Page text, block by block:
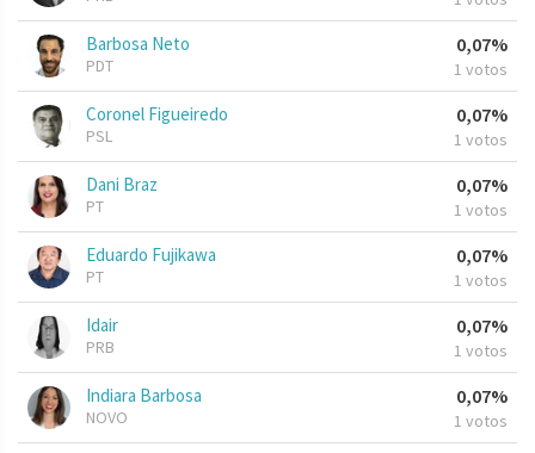
Barbosa Neto
PDT
0,07%
1 votos
Coronel Figueiredo
PSL
0,07%
1 votos
Dani Braz
PT
0,07%
1 votos
Eduardo Fujikawa
PT
0,07%
1 votos
Idair
PRB
0,07%
1 votos
Indiara Barbosa
NOVO
0,07%
1 votos